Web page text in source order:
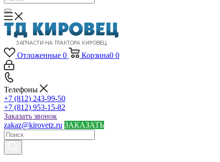
Отложенные 0 Корзина0 0
Телефоны
+7 (812) 243-99-50
+7 (812) 953-15-82
Заказать звонок
zakaz@kirovetz.ru ЗАКАЗАТЬ